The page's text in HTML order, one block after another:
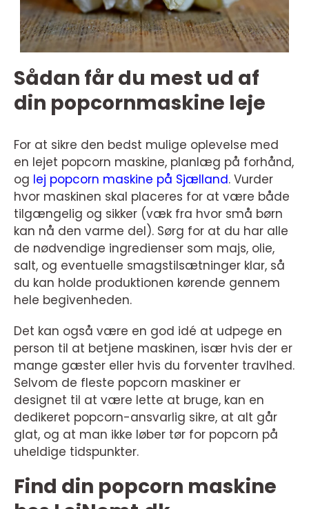
Sådan får du mest ud af
din popcornmaskine leje
For at sikre den bedst mulige oplevelse med
en lejet popcorn maskine, planlæg på forhånd,
og lej popcorn maskine på Sjælland. Vurder
hvor maskinen skal placeres for at være både
tilgængelig og sikker (væk fra hvor små børn
kan nå den varme del). Sørg for at du har alle
de nødvendige ingredienser som majs, olie,
salt, og eventuelle smagstilsætninger klar, så
du kan holde produktionen kørende gennem
hele begivenheden.
Det kan også være en god idé at udpege en
person til at betjene maskinen, især hvis der er
mange gæster eller hvis du forventer travlhed.
Selvom de fleste popcorn maskiner er
designet til at være lette at bruge, kan en
dedikeret popcorn-ansvarlig sikre, at alt går
glat, og at man ikke løber tør for popcorn på
uheldige tidspunkter.
Find din popcorn maskine